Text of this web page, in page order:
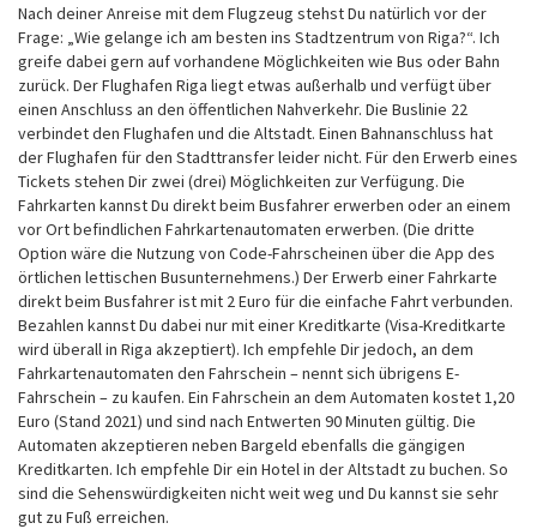
Nach deiner Anreise mit dem Flugzeug stehst Du natürlich vor der
Frage: „Wie gelange ich am besten ins Stadtzentrum von Riga?“. Ich
greife dabei gern auf vorhandene Möglichkeiten wie Bus oder Bahn
zurück. Der Flughafen Riga liegt etwas außerhalb und verfügt über
einen Anschluss an den öffentlichen Nahverkehr. Die Buslinie 22
verbindet den Flughafen und die Altstadt. Einen Bahnanschluss hat
der Flughafen für den Stadttransfer leider nicht. Für den Erwerb eines
Tickets stehen Dir zwei (drei) Möglichkeiten zur Verfügung. Die
Fahrkarten kannst Du direkt beim Busfahrer erwerben oder an einem
vor Ort befindlichen Fahrkartenautomaten erwerben. (Die dritte
Option wäre die Nutzung von Code-Fahrscheinen über die App des
örtlichen lettischen Busunternehmens.) Der Erwerb einer Fahrkarte
direkt beim Busfahrer ist mit 2 Euro für die einfache Fahrt verbunden.
Bezahlen kannst Du dabei nur mit einer Kreditkarte (Visa-Kreditkarte
wird überall in Riga akzeptiert). Ich empfehle Dir jedoch, an dem
Fahrkartenautomaten den Fahrschein – nennt sich übrigens E-
Fahrschein – zu kaufen. Ein Fahrschein an dem Automaten kostet 1,20
Euro (Stand 2021) und sind nach Entwerten 90 Minuten gültig. Die
Automaten akzeptieren neben Bargeld ebenfalls die gängigen
Kreditkarten. Ich empfehle Dir ein Hotel in der Altstadt zu buchen. So
sind die Sehenswürdigkeiten nicht weit weg und Du kannst sie sehr
gut zu Fuß erreichen.